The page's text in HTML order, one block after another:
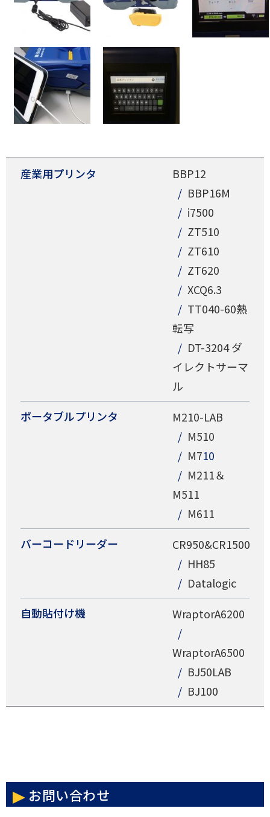
産業用プリンタ
BBP12
BBP16M
i7500
ZT510
ZT610
ZT620
XCQ6.3
TT040-60熱
転写
DT-3204 ダ
イレクトサーマ
ル
ポータブルプリンタ
M210-LAB
M510
M710
M211＆
M511
M611
バーコードリーダー
CR950&CR1500
HH85
Datalogic
自動貼付け機
WraptorA6200
WraptorA6500
BJ50LAB
BJ100
お問い合わせ